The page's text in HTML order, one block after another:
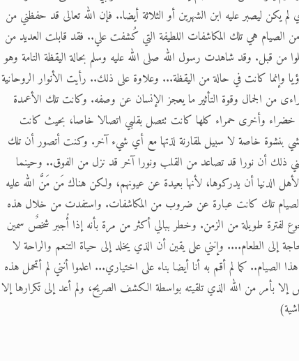
يكن ليصبر عليه ابن الشهرين أو الثلاثة أيضا.. فإن الله تعالى قد حفظني من
هي تلك المكاشفات اللطيفة التي كُشفت علي.. فقد قابلت العديد من
من قبل. وقد شاهدت رسول الله صلى الله عليه وسلم بحالة اليقظة التامة وهو
وإنما كانت في حالة من اليقظة... وعلاوة على ذلك.. رأيت الأنوار الروحانية
من الجمال وقوة التأثير ما يعجز الإنسان عن وصفه. وكانت تلك الأعمدة
خضراء وأخرى حمراء كلها كانت تتصل بقلبي اتصالا خاصا، بحيث كانت
بنشوة خاصة لا سبيل لمقارنة لذتها مع أي شيء آخر. وكنت أتصور أن تلك
ذلك أن نورا قد تصاعد من القلب ونورا آخر قد نزل من الفوق.. وحينما
الدنيا أن يدركوها، لأنها بعيدة عن عيونهم، ولكن هناك مَن مَنَّ الله عليه
الصيام تلك كانت عبارة عن ضروب من المكاشفات. واستفدت من خلال هذه
لفترة طويلة من الزمن. وخطر ببالي أكثر من مرة بأنه إذا أُجبر شخصٌ سمين
الطعام.... وإنني على يقين أن الذي يخلد إلى حياة التنعم والراحة لا
كما لم أقم به أنا أيضا بناء على اختياري... اعلموا أنني لم أتحمل هذه
بأمر من الله الذي تلقيته بواسطة الكشف الصريح، ولم أعد إلى تكرارها إلا